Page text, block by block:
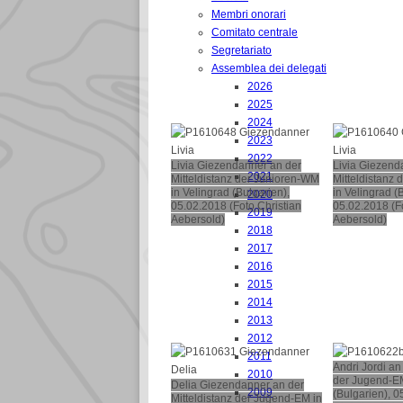
Membri onorari
Comitato centrale
Segretariato
Assemblea dei delegati
2026
2025
2024
2023
2022
2021
2020
2019
2018
2017
2016
2015
2014
2013
2012
2011
2010
2009
Livia Giezendanner an der
Mitteldistanz der Junioren-WM
in Velingrad (Bulgarien),
05.02.2018 (Foto Christian
Aebersold)
Livia
Mitteldistanz
in Velingrad
05.02.2018
Aebersold)
Delia Giezendanner an der
Mitteldistanz der Jugend-EM in
Andri Jordi
der Jugend-
(Bulgarien),